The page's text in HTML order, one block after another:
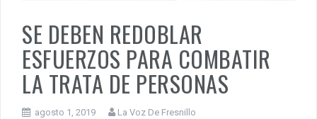
SE DEBEN REDOBLAR
ESFUERZOS PARA COMBATIR
LA TRATA DE PERSONAS
agosto 1, 2019 La Voz De Fresnillo